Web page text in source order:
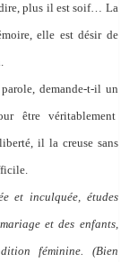
plus il est soif… La
elle est désir de
demande-t-il un
être véritablement
il la creuse sans
et inculquée, études
et des enfants,
féminine. (Bien